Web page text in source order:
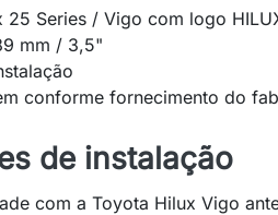
25 Series / Vigo com logo
mm / 3,5"
conforme fornecimento do
de instalação
com a Toyota Hilux Vigo